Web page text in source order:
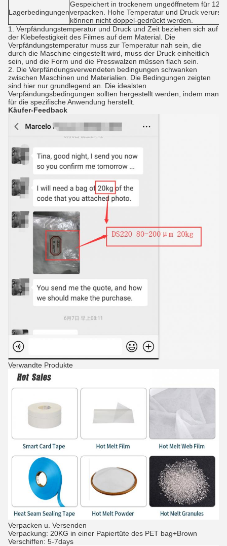
Lagerbedingungen
Gespeichert in trockenem ungeöffnetem für 12
verpacken. Hohe Temperatur und Druck
können nicht doppel-gedrückt werden.
1. Verpfändungstemperatur und Druck und Zeit beziehen sich auf
der Klebefestigkeit des Filmes auf dem Material. Die
Verpfändungstemperatur muss zur Temperatur nah sein, die
durch die Maschine eingestellt wird, muss der Druck einheitlich
sein, und die Form und die Presswalzen müssen flach sein.
2. Die Verpfändungsverwendeten bedingungen schwanken
zwischen Maschinen und Materialien. Die Bedingungen zeigten
sind hier nur grundlegend an. Die idealsten
Verpfändungsbedingungen sollten hergestellt werden, indem man
für die spezifische Anwendung herstellt.
Käufer-Feedback
Verwandte Produkte
Verpacken u. Versenden
Verpackung: 20KG in einer Papiertüte des PET bag+Brown
Verschiffen: 5-7days